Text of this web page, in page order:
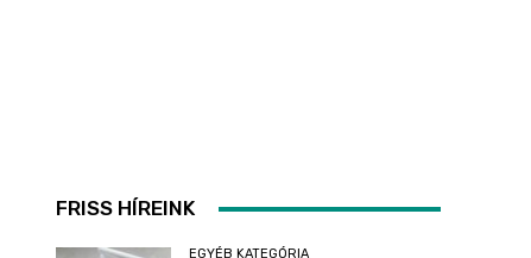
FRISS HÍREINK
EGYÉB KATEGÓRIA